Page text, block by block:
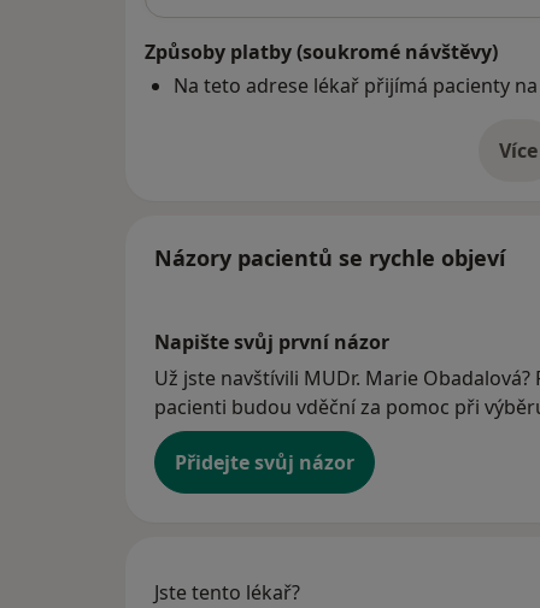
Způsoby platby (soukromé návštěvy)
Na teto adrese lékař přijímá pacienty
Více
o
Názory pacientů se rychle objeví
Napište svůj první názor
Už jste navštívili MUDr. Marie
pacienti budou vděční za pomoc při
Přidejte svůj názor
Jste tento lékař?